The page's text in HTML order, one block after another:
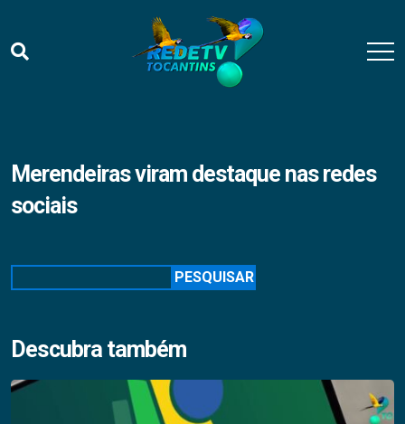
Merendeiras viram destaque nas redes
sociais
PESQUISAR
Descubra também